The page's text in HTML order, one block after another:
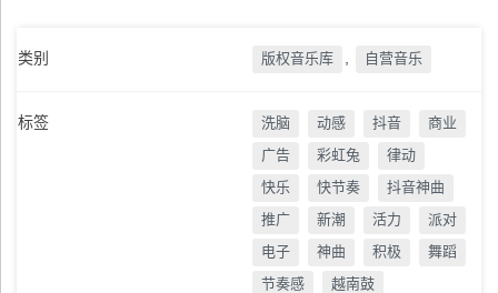
类别 版权音乐库 自营音乐
标签 洗脑 动感 抖音
商业
广告
彩虹兔
律动
快乐
快节奏
抖音神曲
推广
新潮 活力
派对
电子
神曲 积极
舞蹈
节奏感
越南鼓